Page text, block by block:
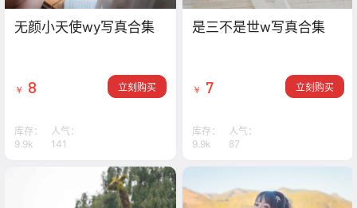
无颜小天使wy写真合集
￥ 8 立刻购买
库存：
9.9k
人气：
141
是三不是世w写真合集
￥ 7 立刻购买
库存：
9.9k
人气：
87